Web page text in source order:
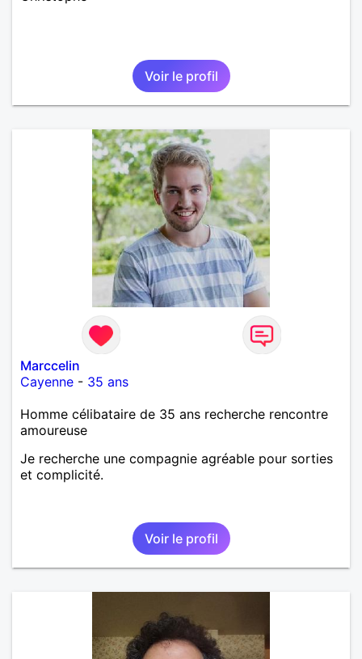
Voir le profil
Marccelin
Cayenne - 35 ans
Homme célibataire de 35 ans recherche rencontre
amoureuse
Je recherche une compagnie agréable pour sorties
et complicité.
Voir le profil